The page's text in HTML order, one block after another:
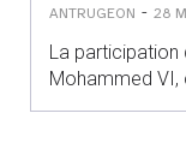
ANTRUGEON - 28
La participation
Mohammed VI,